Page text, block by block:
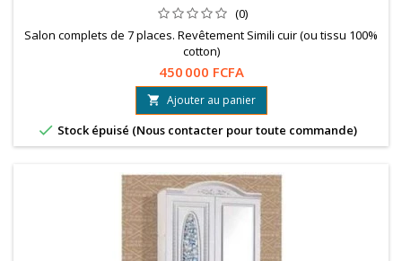
(0)
Salon complets de 7 places. Revêtement Simili cuir (ou tissu 100%
cotton)
450 000 FCFA
 Ajouter au panier
 Stock épuisé (Nous contacter pour toute commande)